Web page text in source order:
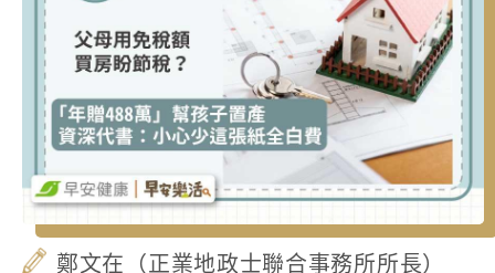
鄭文在（正業地政士聯合事務所所長）